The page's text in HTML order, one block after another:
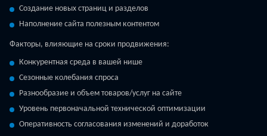
Создание новых страниц и разделов
Наполнение сайта полезным контентом
Факторы, влияющие на сроки продвижения:
Конкурентная среда в вашей нише
Сезонные колебания спроса
Разнообразие и объем товаров/услуг на сайте
Уровень первоначальной технической оптимизации
Оперативность согласования изменений и доработок